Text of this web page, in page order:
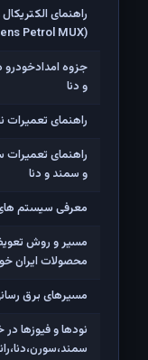
راهنمای
(EFP-EF7 EMS Siemens Petrol MUX)
و دنا
راهنمای
و سمند و دنا
معرفی سیستم های
مسیر و روش
محصولات ایران
مسیرهای برق
نودها و فیوزها
سمند،سورن،دنا،رانا و